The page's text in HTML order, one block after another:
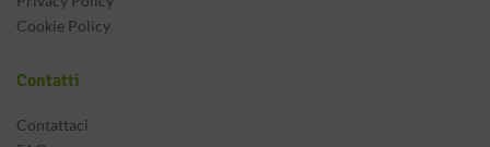
Cookie Policy
Contatti
Contattaci